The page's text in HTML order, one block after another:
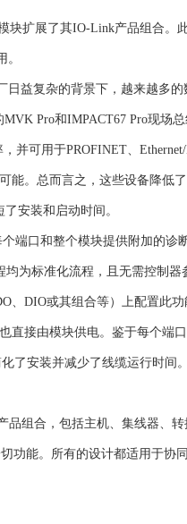
块扩展了其IO-Link产品组合
益复杂的背景下，越来越多
Pro和IMPACT67 Pro现场
可用于PROFINET、
能。总而言之，这些设备降低
安装和启动时间。
端口和整个模块提供附加的
为标准化流程，且无需控制器
DIO或其组合等）上配置此
直接由模块供电。鉴于每个端
了安装并减少了线缆运行时
组合，包括主机、集线器、
功能。所有的设计都适用于协